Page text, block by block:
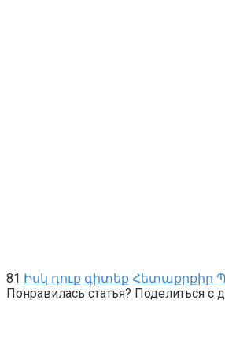
81 Իսկ դուք գիտեք Հետաքրքիր
Понравилась статья? Поделиться с